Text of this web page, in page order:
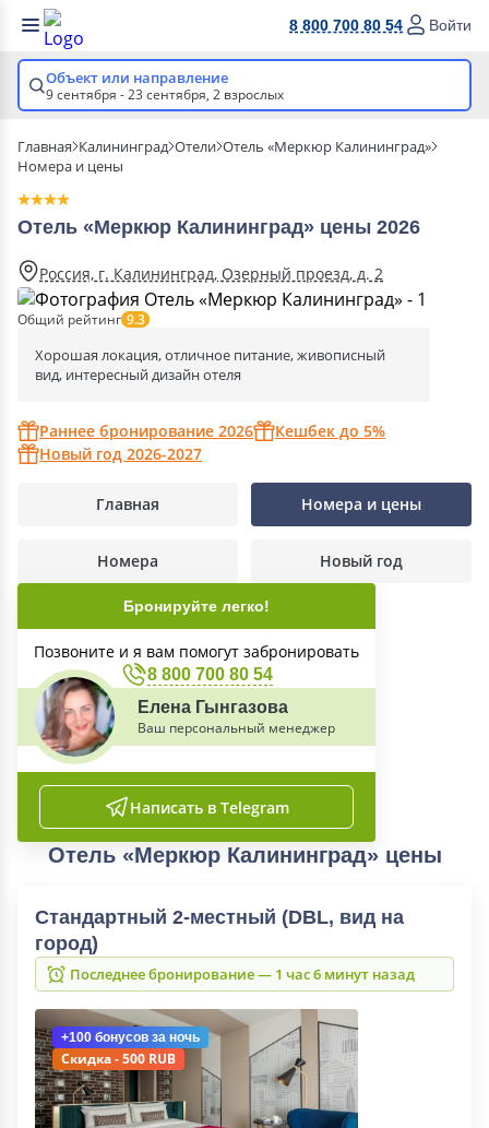
8 800 700 80 54 Войти
Объект или направление
9 сентября - 23 сентября, 2 взрослых
Главная Калининград Отели Отель «Меркюр Калининград»
Номера и цены
Отель «Меркюр Калининград» цены 2026
Россия, г. Калининград, Озерный проезд, д. 2
Общий рейтинг 9.3
Хорошая локация, отличное питание, живописный
вид, интересный дизайн отеля
Раннее бронирование 2026
Кешбек до 5%
Новый год 2026-2027
Главная Номера и цены
Номера Новый год
Бронируйте легко!
Позвоните и я вам помогут забронировать
8 800 700 80 54
Елена Гынгазова
Ваш персональный менеджер
Написать в Telegram
Отель «Меркюр Калининград» цены
Стандартный 2-местный (DBL, вид на
город)
Последнее бронирование — 1 час 6 минут назад
+100 бонусов за ночь
Скидка - 500 RUB